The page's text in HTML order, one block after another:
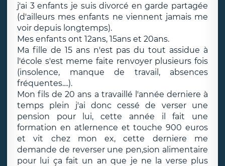
j'ai 3 enfants je suis divorcé en garde partagée
(d'ailleurs mes enfants ne viennent jamais me
voir depuis longtemps).
Mes enfants ont 12ans, 15ans et 20ans.
Ma fille de 15 ans n'est pas du tout assidue à
l'école s'est meme faite renvoyer plusieurs fois
(insolence, manque de travail, absences
fréquentes....).
Mon fils de 20 ans a travaillé l'année derniere à
temps plein j'ai donc cessé de verser une
pension pour lui, cette année il fait une
formation en atlernence et touche 900 euros
et vit chez mon ex, cette derniere me
demande de reverser une pen,sion alimentaire
pour lui ça fait un an que je ne la verse plus